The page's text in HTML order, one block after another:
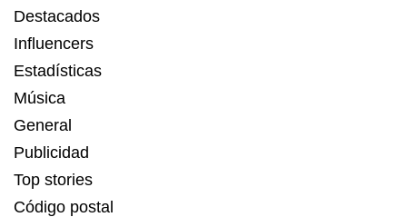
Destacados
Influencers
Estadísticas
Música
General
Publicidad
Top stories
Código postal